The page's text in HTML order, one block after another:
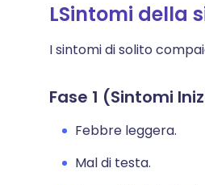
LSintomi della
I sintomi di solito
Fase 1 (Sintomi
Febbre leggera.
Mal di testa.